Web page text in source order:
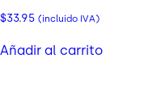
$33.95 (incluido IVA)
Añadir al carrito